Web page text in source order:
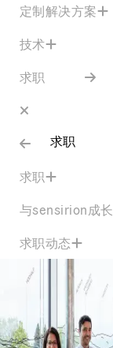
定制解决方案
技术
求职
求职
求职
与sensirion成长
求职动态